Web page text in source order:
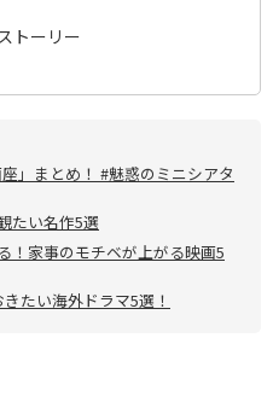
トーリー
」まとめ！ #魅惑のミニシアタ
たい名作5選
！家事のモチベが上がる映画5
たい海外ドラマ5選！